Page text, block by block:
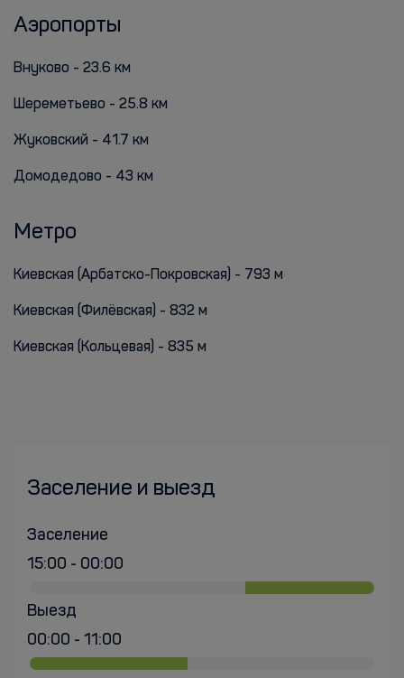
Аэропорты
Внуково - 23.6 км
Шереметьево - 25.8 км
Жуковский - 41.7 км
Домодедово - 43 км
Метро
Киевская (Арбатско-Покровская) - 793 м
Киевская (Филёвская) - 832 м
Киевская (Кольцевая) - 835 м
Заселение и выезд
Заселение
15:00 - 00:00
Выезд
00:00 - 11:00